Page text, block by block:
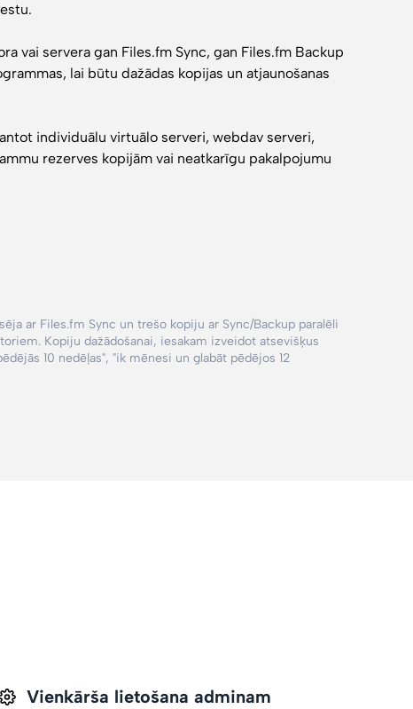
vai servera gan Files.fm Sync, gan Files.fm Backup
lai būtu dažādas kopijas un atjaunošanas
individuālu virtuālo serveri, webdav serveri,
rezerves kopijām vai neatkarīgu pakalpojumu
ar Files.fm Sync un trešo kopiju ar Sync/Backup paralēli
Kopiju dažādošanai, iesakam izveidot atsevišķus
10 nedēļas", "ik mēnesi un glabāt pēdējos 12
Vienkārša lietošana adminam